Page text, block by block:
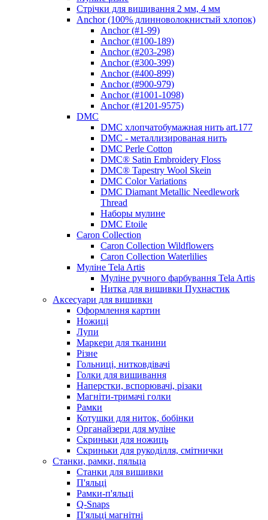
Стрічки для вишивання 2 мм, 4 мм
Anchor (100% длинноволокнистый хлопок)
Anchor (#1-99)
Anchor (#100-189)
Anchor (#203-298)
Anchor (#300-399)
Anchor (#400-899)
Anchor (#900-979)
Anchor (#1001-1098)
Anchor (#1201-9575)
DMC
DMC хлопчатобумажная нить art.177
DMC - металлизированая нить
DMC Perle Cotton
DMC® Satin Embroidery Floss
DMC® Tapestry Wool Skein
DMC Color Variations
DMC Diamant Metallic Needlework
Thread
Наборы мулине
DMC Etoile
Caron Collection
Caron Collection Wildflowers
Caron Collection Waterlilies
Муліне Tela Artis
Муліне ручного фарбування Tela Artis
Нитка для вишивки Пухнастик
Аксесуари для вишивки
Оформлення картин
Ножиці
Лупи
Маркери для тканини
Різне
Гольниці, нитковдівачі
Голки для вишивання
Наперстки, вспорювачі, різаки
Магніти-тримачі голки
Рамки
Котушки для ниток, бобінки
Органайзери для муліне
Скриньки для ножиць
Скриньки для рукоділля, смітнички
Станки, рамки, пяльца
Станки для вишивки
П'яльці
Рамки-п'яльці
Q-Snaps
П'яльці магнітні